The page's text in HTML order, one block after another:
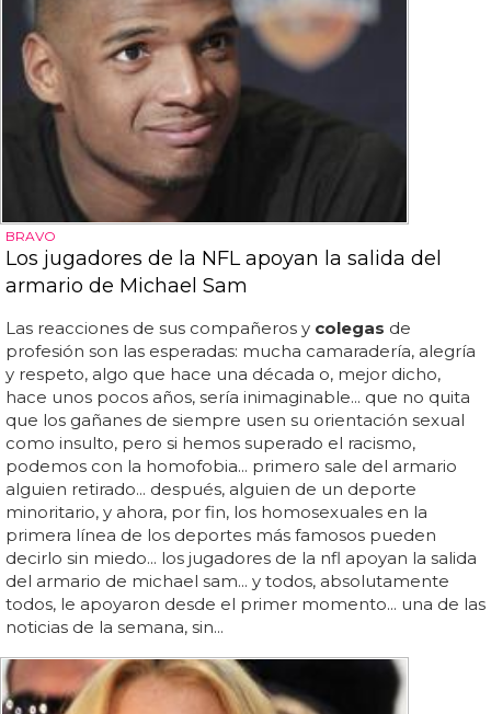
BRAVO
Los jugadores de la NFL apoyan la salida del
armario de Michael Sam
Las reacciones de sus compañeros y colegas de
profesión son las esperadas: mucha camaradería, alegría
y respeto, algo que hace una década o, mejor dicho,
hace unos pocos años, sería inimaginable... que no quita
que los gañanes de siempre usen su orientación sexual
como insulto, pero si hemos superado el racismo,
podemos con la homofobia... primero sale del armario
alguien retirado... después, alguien de un deporte
minoritario, y ahora, por fin, los homosexuales en la
primera línea de los deportes más famosos pueden
decirlo sin miedo... los jugadores de la nfl apoyan la salida
del armario de michael sam... y todos, absolutamente
todos, le apoyaron desde el primer momento... una de las
noticias de la semana, sin...